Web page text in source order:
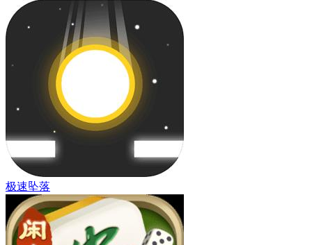
极速坠落